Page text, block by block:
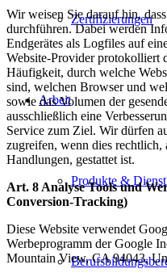
Zertifizierungen
Arbeit
Produkte &
Wir weisen Sie darauf hin,
durchführen. Dabei werden
Endgerätes als Logfiles auf
Website-Provider protokolliert
Häufigkeit, durch welche
sind, welchen Browser und
sowie das Volumen der
ausschließlich eine
Service zum Ziel. Wir dürfen
zugreifen, wenn dies
Handlungen, gestattet ist.
Art. 8 Analyse Tools und
Conversion-Tracking)
Diese Website verwendet
Werbeprogramm der Google
Mountain View, CA 94043,